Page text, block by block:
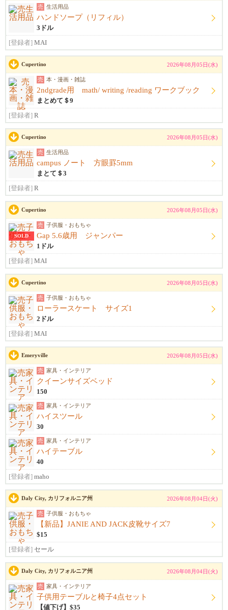
売 生活用品
ハンドソープ（リフィル）
3ドル
[登録者] MAI
Cupertino 2026年08月05日(水)
売 本・漫画・雑誌
2ndgrade用 math/ writing /reading ワークブック
まとめて＄9
[登録者] R
Cupertino 2026年08月05日(水)
売 生活用品
campus ノート 方眼罫5mm
まとて＄3
[登録者] R
Cupertino 2026年08月05日(水)
SOLD
売 子供服・おもちゃ
Gap 5.6歳用 ジャンパー
1ドル
[登録者] MAI
Cupertino 2026年08月05日(水)
売 子供服・おもちゃ
ローラースケート サイズ1
2ドル
[登録者] MAI
Emeryville 2026年08月05日(水)
売 家具・インテリア
クイーンサイズベッド
150
売 家具・インテリア
ハイスツール
30
売 家具・インテリア
ハイテーブル
40
[登録者] maho
Daly City, カリフォルニア州 2026年08月04日(火)
売 子供服・おもちゃ
【新品】JANIE AND JACK皮靴サイズ7
$15
[登録者] セール
Daly City, カリフォルニア州 2026年08月04日(火)
売 家具・インテリア
子供用テーブルと椅子4点セット
【値下げ】$35